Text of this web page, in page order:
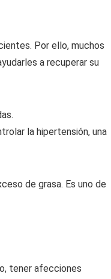
Por ello, muchos
a recuperar su
la hipertensión, una
de grasa. Es uno de
tener afecciones